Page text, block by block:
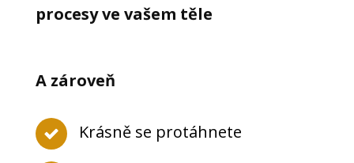
procesy ve vašem těle
A zároveň
Krásně se protáhnete